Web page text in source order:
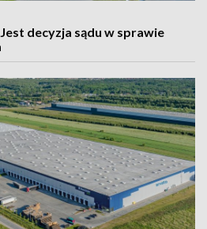
decyzja sądu w sprawie